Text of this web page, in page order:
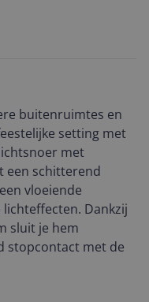
buitenruimtes en
setting met
met
een schitterend
vloeiende
Dankzij
sluit je hem
stopcontact met de